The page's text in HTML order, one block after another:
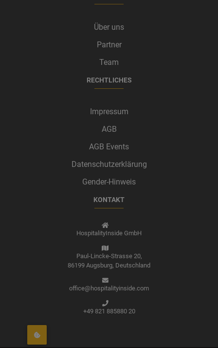
Über uns
Partner
Team
RECHTLICHES
Impressum
AGB
AGB Events
Datenschutzerklärung
Gender-Hinweis
KONTAKT
HospitalityInside GmbH
Paul-Lincke-Strasse 20,
86199 Augsburg, Deutschland
office@hospitalityinside.com
+49 821 885880 20